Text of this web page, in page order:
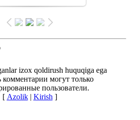
izox qoldirush huquqiga ega
комментарии могут только
пользователи.
[ Azolik| Kirish ]